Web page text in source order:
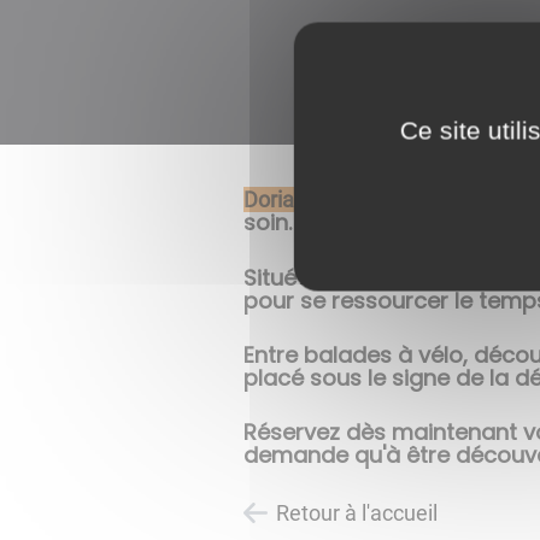
Doria & Christian
soin.
Situé dans un
pour se ressourcer le
Entre balades à vélo,
placé sous le signe de la
Réservez dès maintenant
demande qu'à être
Retour à l'accueil
Ce site